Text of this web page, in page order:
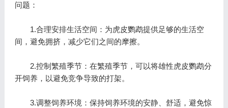
问题：
1.合理安排生活空间：为虎皮鹦鹉提供足够的生活空
间，避免拥挤，减少它们之间的摩擦。
2.控制繁殖季节：在繁殖季节，可以将雄性虎皮鹦鹉分
开饲养，以避免竞争导致的打架。
3.调整饲养环境：保持饲养环境的安静、舒适，避免惊